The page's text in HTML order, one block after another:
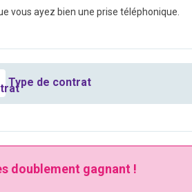
vous ayez bien une prise téléphonique.
Type de contrat
doublement gagnant !